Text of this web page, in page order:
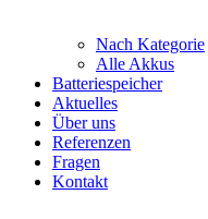
Nach Kategorie
Alle Akkus
Batteriespeicher
Aktuelles
Über uns
Referenzen
Fragen
Kontakt